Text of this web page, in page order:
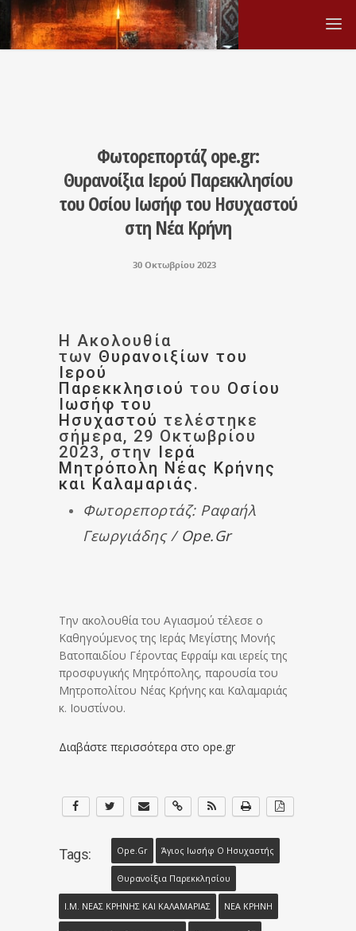
Φωτορεπορτάζ ope.gr:
Θυρανοίξια Ιερού Παρεκκλησίου
του Οσίου Ιωσήφ του Ησυχαστού
στη Νέα Κρήνη
30 Οκτωβρίου 2023
Η Ακολουθία
των Θυρανοιξίων του
Ιερού
Παρεκκλησιού του Οσίου
Ιωσήφ του
Ησυχαστού τελέστηκε
σήμερα, 29 Οκτωβρίου
2023, στην Ιερά
Μητρόπολη Νέας Κρήνης
και Καλαμαριάς.
Φωτορεπορτάζ: Ραφαήλ
Γεωργιάδης / Ope.gr
Την ακολουθία του Αγιασμού τέλεσε ο
Καθηγούμενος της Ιεράς Μεγίστης Μονής
Βατοπαιδίου Γέροντας Εφραίμ και ιερείς της
προσφυγικής Μητρόπολης, παρουσία του
Μητροπολίτου Νέας Κρήνης και Καλαμαριάς
κ. Ιουστίνου.
Διαβάστε περισσότερα στο ope.gr
Tags: Ope.gr Άγιος Ιωσήφ Ο Ησυχαστής
Θυρανοίξια Παρεκκλησίου
Ι.Μ. ΝΕΑΣ ΚΡΗΝΗΣ ΚΑΙ ΚΑΛΑΜΑΡΙΑΣ ΝΕΑ ΚΡΗΝΗ